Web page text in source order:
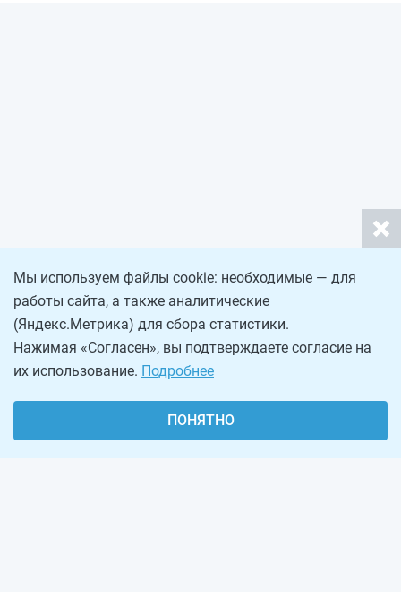
Мы используем файлы cookie: необходимые — для
работы сайта, а также аналитические
(Яндекс.Метрика) для сбора статистики.
Нажимая «Согласен», вы подтверждаете согласие на
их использование. Подробнее
ПОНЯТНО